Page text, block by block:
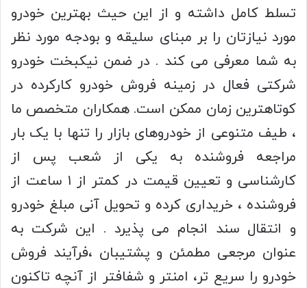
تسلط کامل داشته و از این حیث بهترین خودرو
مورد نیازتان را بر مبنای سلیقه و بودجه مورد نظر
به شما معرفی می کند . در ضمن نیکبخت خودرو
شرکتی فعال در زمینه فروش خودرو کارکرده در
کوتاهترین زمان ممکن است. همکاران متخصص ما
، طیف متنوعی از خودروهای بازار را تنها با یک بار
مراجعه فروشنده به یکی از شعب پس از
کارشناسی و تعیین قیمت در کمتر از ۱ ساعت از
فروشنده ، خریداری کرده و تحویل آنی مبلغ خودرو
و انتقال سند انجام می پذیرد . این شرکت به
عنوان مرجعی مطمئن و پشتیبان ،فرآیند فروش
خودرو را سریع تر، امنتر و شفافتر از آنچه تاکنون